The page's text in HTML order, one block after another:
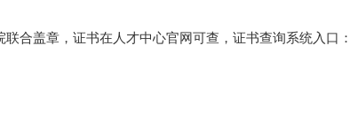
盖章，证书在人才中心官网可查，证书查询系统入口：